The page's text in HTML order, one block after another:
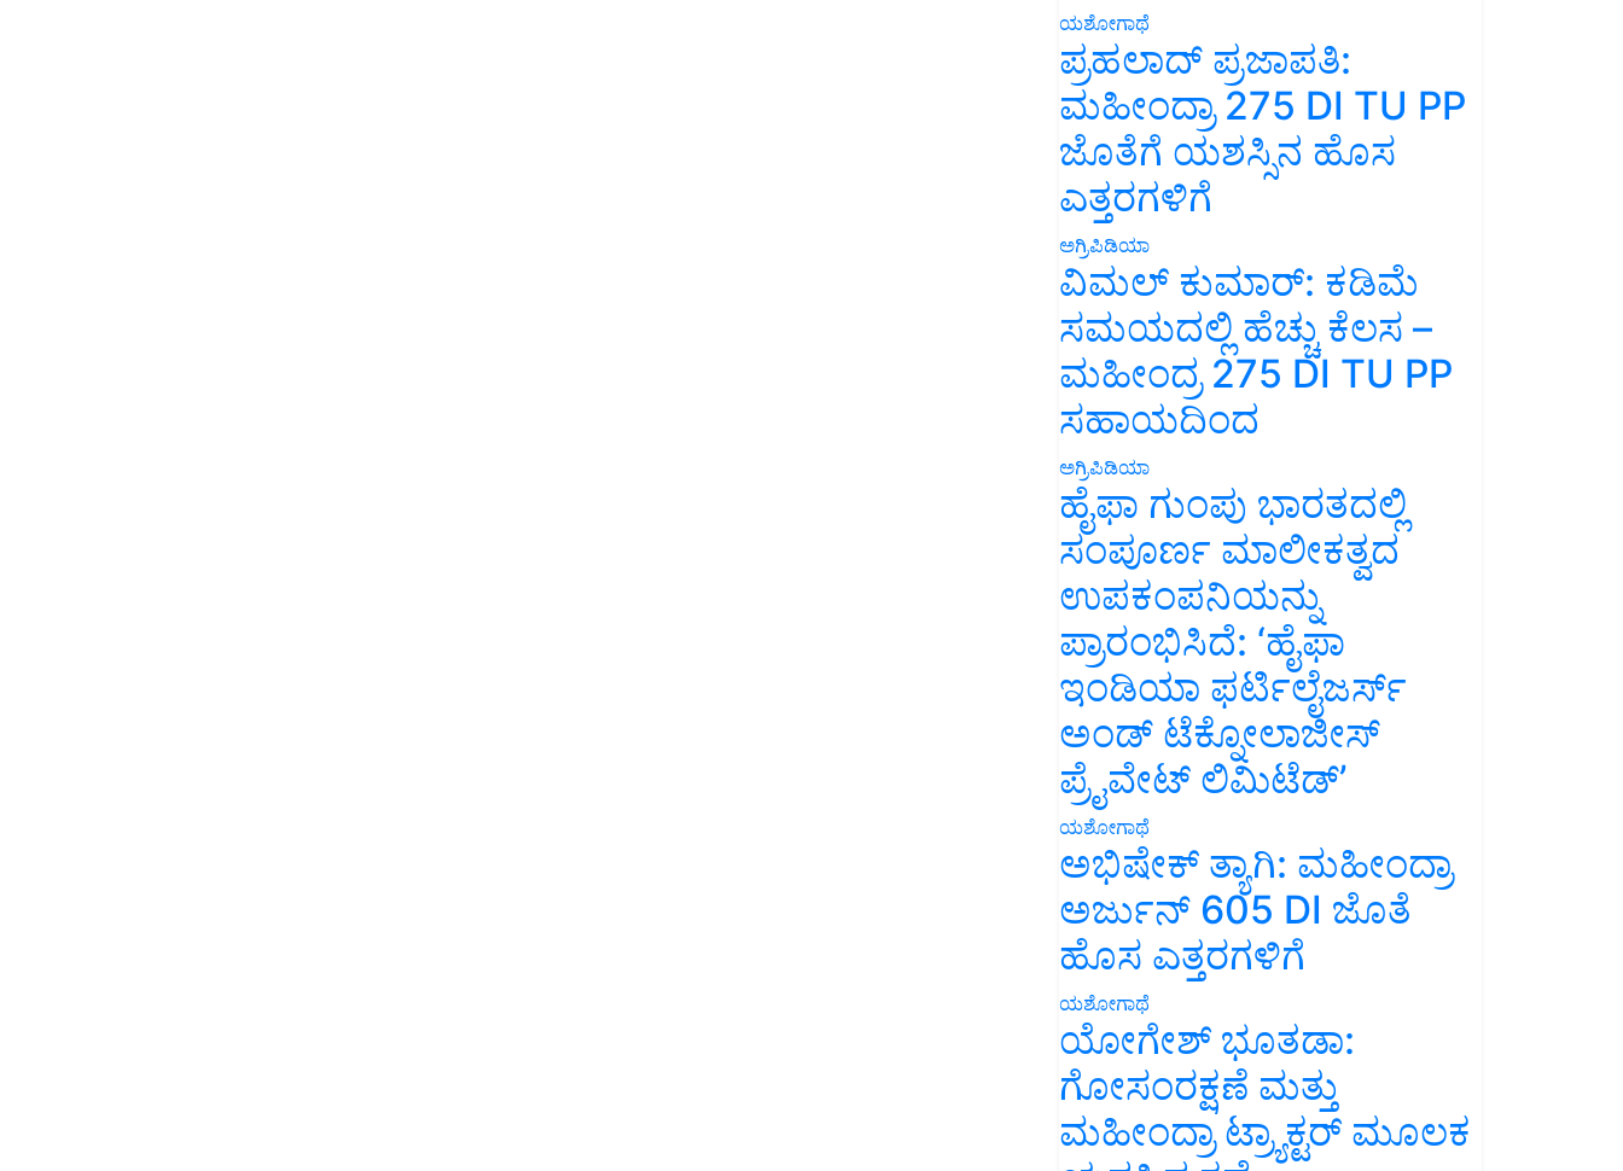
ಯಶೋಗಾಥೆ
ಪ್ರಹಲಾದ್ ಪ್ರಜಾಪತಿ:
ಮಹೀಂದ್ರಾ 275 DI TU PP
ಜೊತೆಗೆ ಯಶಸ್ಸಿನ ಹೊಸ
ಎತ್ತರಗಳಿಗೆ
ಅಗ್ರಿಪಿಡಿಯಾ
ವಿಮಲ್ ಕುಮಾರ್: ಕಡಿಮೆ
ಸಮಯದಲ್ಲಿ ಹೆಚ್ಚು ಕೆಲಸ –
ಮಹೀಂದ್ರ 275 DI TU PP
ಸಹಾಯದಿಂದ
ಅಗ್ರಿಪಿಡಿಯಾ
ಹೈಫಾ ಗುಂಪು ಭಾರತದಲ್ಲಿ
ಸಂಪೂರ್ಣ ಮಾಲೀಕತ್ವದ
ಉಪಕಂಪನಿಯನ್ನು
ಪ್ರಾರಂಭಿಸಿದೆ: ‘ಹೈಫಾ
ಇಂಡಿಯಾ ಫರ್ಟಿಲೈಜರ್ಸ್
ಅಂಡ್ ಟೆಕ್ನೋಲಾಜೀಸ್
ಪ್ರೈವೇಟ್ ಲಿಮಿಟೆಡ್’
ಯಶೋಗಾಥೆ
ಅಭಿಷೇಕ್ ತ್ಯಾಗಿ: ಮಹೀಂದ್ರಾ
ಅರ್ಜುನ್ 605 DI ಜೊತೆ
ಹೊಸ ಎತ್ತರಗಳಿಗೆ
ಯಶೋಗಾಥೆ
ಯೋಗೇಶ್ ಭೂತಡಾ:
ಗೋಸಂರಕ್ಷಣೆ ಮತ್ತು
ಮಹೀಂದ್ರಾ ಟ್ರ್ಯಾಕ್ಟರ್ ಮೂಲಕ